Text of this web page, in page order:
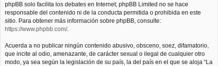
phpBB solo facilita los debates en Internet; phpBB Limited no se hace
responsable del contenido ni de la conducta permitida o prohibida en este
sitio. Para obtener más información sobre phpBB, consulte:
https://www.phpbb.com/.
Acuerda a no publicar ningún contenido abusivo, obsceno, soez, difamatorio,
que incite al odio, amenazante, de carácter sexual o ilegal de cualquier otro
modo, ya sea según la legislación de su país, la del país en el que se aloja “La